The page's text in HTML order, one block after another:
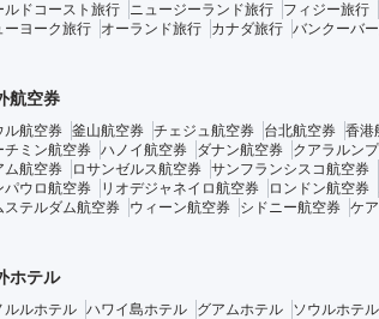
ルドコースト旅行
ニュージーランド旅行 フィジー旅行
ーヨーク旅行
オーランド旅行 カナダ旅行 バンクーバ
航空券
ル航空券 釜山航空券 チェジュ航空券 台北航空券 香港
チミン航空券 ハノイ航空券 ダナン航空券 クアラルン
ム航空券
ロサンゼルス航空券 サンフランシスコ航空券
パウロ航空券
リオデジャネイロ航空券 ロンドン航空券
ステルダム航空券
ウィーン航空券 シドニー航空券 ケ
ホテル
ルルホテル ハワイ島ホテル グアムホテル ソウルホテル